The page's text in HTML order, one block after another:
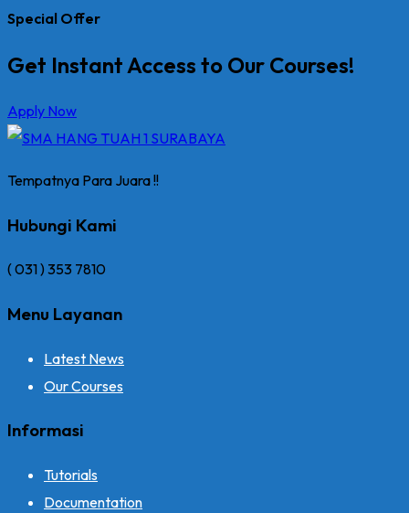
Special Offer
Get Instant Access to Our Courses!
Apply Now
Tempatnya Para Juara !!
Hubungi Kami
( 031 ) 353 7810
Menu Layanan
Latest News
Our Courses
Informasi
Tutorials
Documentation